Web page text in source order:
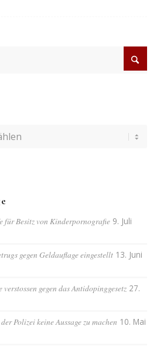
für Besitz von Kinderpornografie 9. Juli
gegen Geldauflage eingestellt 13. Juni
gegen das Antidopinggesetz 27.
Polizei keine Aussage zu machen 10. Mai